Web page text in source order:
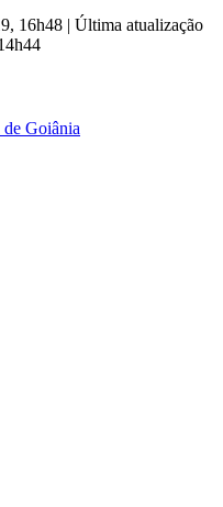
16h48 | Última atualização
Goiânia